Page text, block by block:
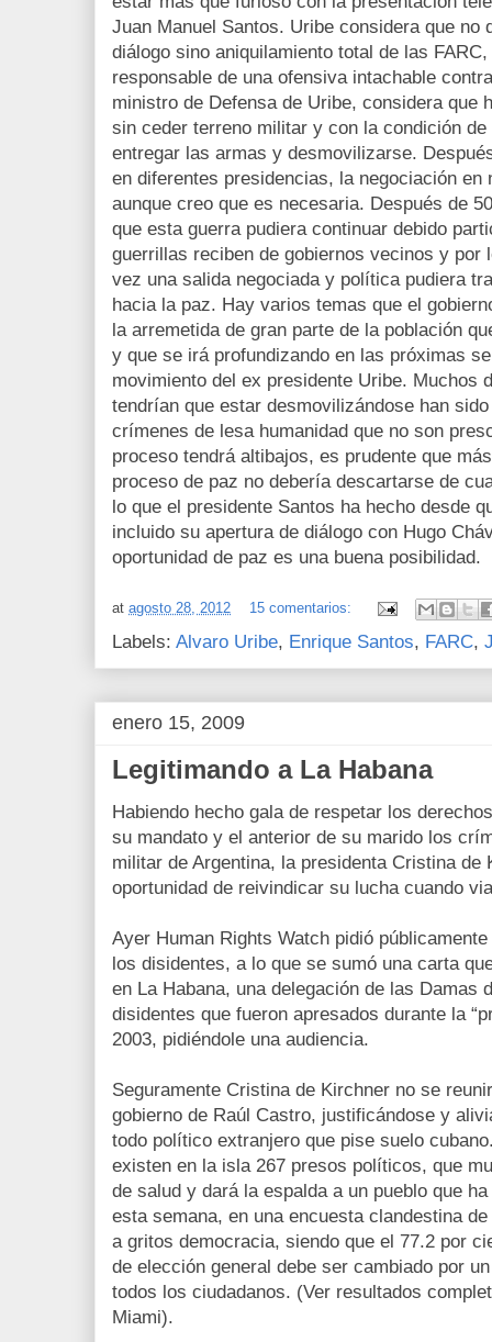
Juan Manuel Santos. Uribe considera que no
diálogo sino aniquilamiento total de las
responsable de una ofensiva intachable
ministro de Defensa de Uribe, considera que
sin ceder terreno militar y con la condición
entregar las armas y desmovilizarse.
en diferentes presidencias, la negociación en
aunque creo que es necesaria. Después de
que esta guerra pudiera continuar debido
guerrillas reciben de gobiernos vecinos y por
vez una salida negociada y política pudiera
hacia la paz. Hay varios temas que el
la arremetida de gran parte de la población
y que se irá profundizando en las próximas
movimiento del ex presidente Uribe. Muchos
tendrían que estar desmovilizándose han
crímenes de lesa humanidad que no son
proceso tendrá altibajos, es prudente que
proceso de paz no debería descartarse de
lo que el presidente Santos ha hecho desde
incluido su apertura de diálogo con Hugo
oportunidad de paz es una buena posibilidad.
at agosto 28, 2012 15 comentarios:
Labels: Alvaro Uribe, Enrique Santos, FARC,
enero 15, 2009
Legitimando a La Habana
Habiendo hecho gala de respetar los
su mandato y el anterior de su marido los
militar de Argentina, la presidenta Cristina de
oportunidad de reivindicar su lucha cuando
Ayer Human Rights Watch pidió
los disidentes, a lo que se sumó una carta
en La Habana, una delegación de las Damas
disidentes que fueron apresados durante la
2003, pidiéndole una audiencia.
Seguramente Cristina de Kirchner no se
gobierno de Raúl Castro, justificándose y
todo político extranjero que pise suelo
existen en la isla 267 presos políticos, que
de salud y dará la espalda a un pueblo que
esta semana, en una encuesta clandestina
a gritos democracia, siendo que el 77.2 por
de elección general debe ser cambiado por
todos los ciudadanos. (Ver resultados
Miami).